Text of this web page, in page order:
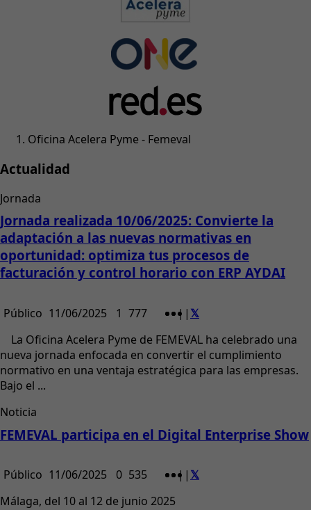
Oficina Acelera Pyme - Femeval
Actualidad
Jornada
Jornada realizada 10/06/2025: Convierte la
adaptación a las nuevas normativas en
oportunidad: optimiza tus procesos de
facturación y control horario con ERP AYDAI
Público 11/06/2025 1 777 | |
La Oficina Acelera Pyme de FEMEVAL ha celebrado una
nueva jornada enfocada en convertir el cumplimiento
normativo en una ventaja estratégica para las empresas.
Bajo el ...
Noticia
FEMEVAL participa en el Digital Enterprise Show
Público 11/06/2025 0 535 | |
Málaga, del 10 al 12 de junio 2025